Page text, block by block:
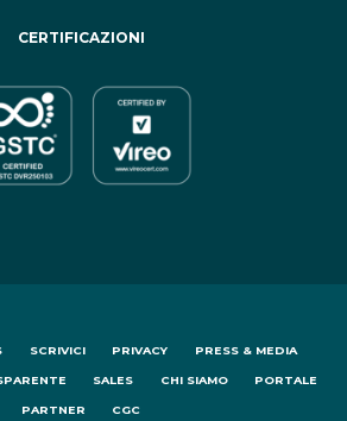
CERTIFICAZIONI
SCRIVICI PRIVACY PRESS & MEDIA
SALES CHI SIAMO PORTALE
PARTNER CGC